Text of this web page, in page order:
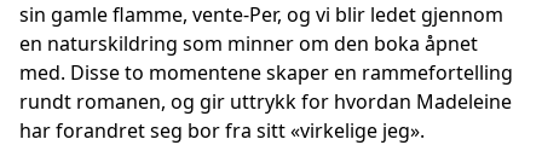
sin gamle flamme, vente-Per, og vi blir ledet gjennom
en naturskildring som minner om den boka åpnet
med. Disse to momentene skaper en rammefortelling
rundt romanen, og gir uttrykk for hvordan Madeleine
har forandret seg bor fra sitt «virkelige jeg».